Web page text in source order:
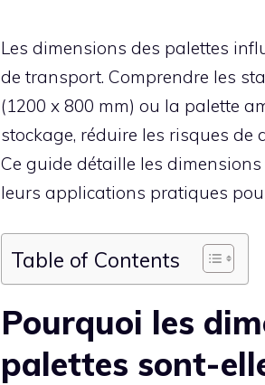
Les dimensions des palettes
de transport. Comprendre les
(1200 x 800 mm) ou la palette
stockage, réduire les risques de
Ce guide détaille les
leurs applications pratiques
Table of Contents
Pourquoi les
palettes sont-